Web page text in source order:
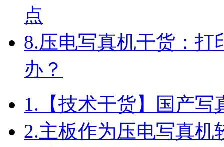
点
8.压电写真机干货：打
办？
1. 【技术干货】国产
2.主板作为压电写真机